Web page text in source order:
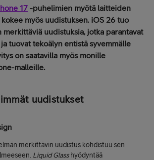
17 -puhelimien myötä laitteiden
myös uudistuksen. iOS 26 tuo
merkittäviä uudistuksia, jotka parantavat
tuovat tekoälyn entistä syvemmälle
on saatavilla myös monille
malleille.
uudistukset
merkittävin uudistus kohdistuu sen
Liquid Glasshyödyntää